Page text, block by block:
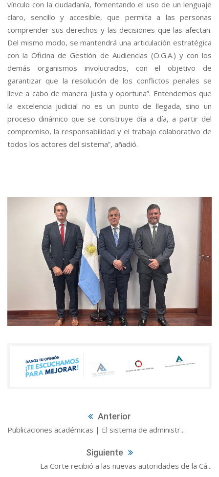
vínculo con la ciudadanía, fomentando el uso de un lenguaje
claro, sencillo y accesible, que permita a las personas
comprender sus derechos y las decisiones que las afectan.
Del mismo modo, se mantendrá una articulación estratégica
con la Oficina de Gestión de Audiencias (O.G.A.) y con los
demás organismos involucrados, con el objetivo de
garantizar que la resolución de los conflictos penales se
lleve a cabo de manera justa y oportuna”. Entendemos que
la excelencia judicial no es un punto de llegada, sino un
proceso dinámico que se construye día a día, a partir del
compromiso, la responsabilidad y el trabajo colaborativo de
todos los actores del sistema”, añadió.
Anterior
Publicaciones académicas | El sistema de administr...
Siguiente
La Corte recibió a las nuevas autoridades de la Cá...